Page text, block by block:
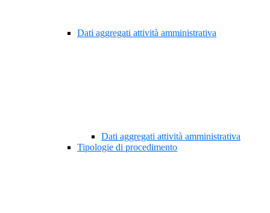
Dati aggregati attività amministrativa
Dati aggregati attività amministrativa
Tipologie di procedimento